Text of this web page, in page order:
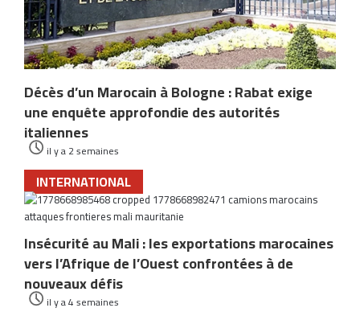
Décès d’un Marocain à Bologne : Rabat exige
une enquête approfondie des autorités
italiennes
il y a 2 semaines
INTERNATIONAL
Insécurité au Mali : les exportations marocaines
vers l’Afrique de l’Ouest confrontées à de
nouveaux défis
il y a 4 semaines